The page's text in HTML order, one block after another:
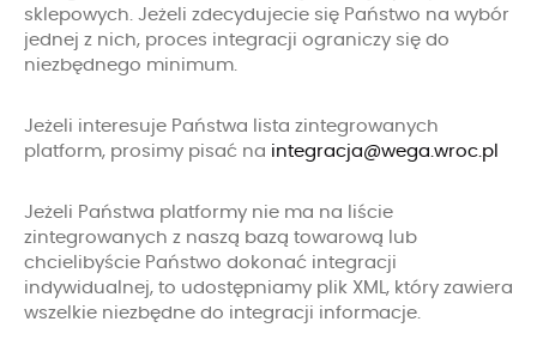
sklepowych. Jeżeli zdecydujecie się Państwo na wybór
jednej z nich, proces integracji ograniczy się do
niezbędnego minimum.
Jeżeli interesuje Państwa lista zintegrowanych
platform, prosimy pisać na integracja@wega.wroc.pl
Jeżeli Państwa platformy nie ma na liście
zintegrowanych z naszą bazą towarową lub
chcielibyście Państwo dokonać integracji
indywidualnej, to udostępniamy plik XML, który zawiera
wszelkie niezbędne do integracji informacje.